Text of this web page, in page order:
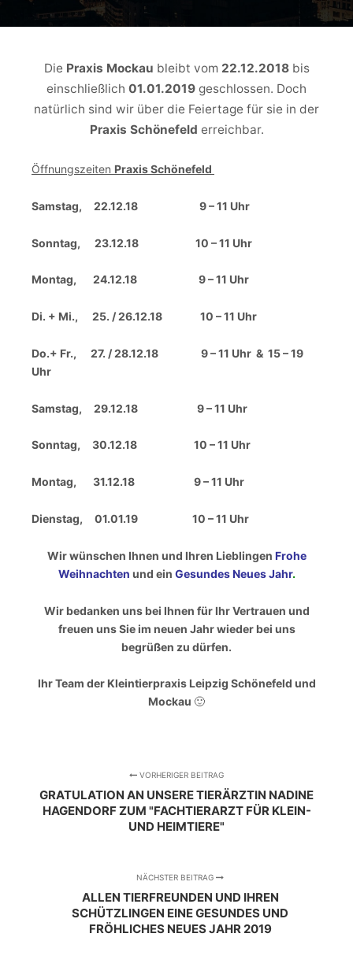
Die Praxis Mockau bleibt vom 22.12.2018 bis
einschließlich 01.01.2019 geschlossen. Doch
natürlich sind wir über die Feiertage für sie in der
Praxis Schönefeld erreichbar.
Öffnungszeiten Praxis Schönefeld
Samstag, 22.12.18 9 – 11 Uhr
Sonntag, 23.12.18 10 – 11 Uhr
Montag, 24.12.18 9 – 11 Uhr
Di. + Mi., 25. / 26.12.18 10 – 11 Uhr
Do.+ Fr., 27. / 28.12.18 9 – 11 Uhr & 15 – 19
Uhr
Samstag, 29.12.18 9 – 11 Uhr
Sonntag, 30.12.18 10 – 11 Uhr
Montag, 31.12.18 9 – 11 Uhr
Dienstag, 01.01.19 10 – 11 Uhr
Wir wünschen Ihnen und Ihren Lieblingen Frohe
Weihnachten und ein Gesundes Neues Jahr.
Wir bedanken uns bei Ihnen für Ihr Vertrauen und
freuen uns Sie im neuen Jahr wieder bei uns
begrüßen zu dürfen.
Ihr Team der Kleintierpraxis Leipzig Schönefeld und
Mockau 🙂
VORHERIGER BEITRAG
GRATULATION AN UNSERE TIERÄRZTIN NADINE
HAGENDORF ZUM "FACHTIERARZT FÜR KLEIN-
UND HEIMTIERE"
NÄCHSTER BEITRAG
ALLEN TIERFREUNDEN UND IHREN
SCHÜTZLINGEN EINE GESUNDES UND
FRÖHLICHES NEUES JAHR 2019